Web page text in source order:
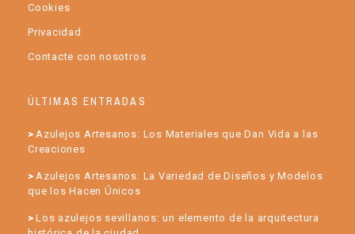
Cookies
Privacidad
Contacte con nosotros
ÚLTIMAS ENTRADAS
Azulejos Artesanos: Los Materiales que Dan Vida a las
Creaciones
Azulejos Artesanos: La Variedad de Diseños y Modelos
que los Hacen Únicos
Los azulejos sevillanos: un elemento de la arquitectura